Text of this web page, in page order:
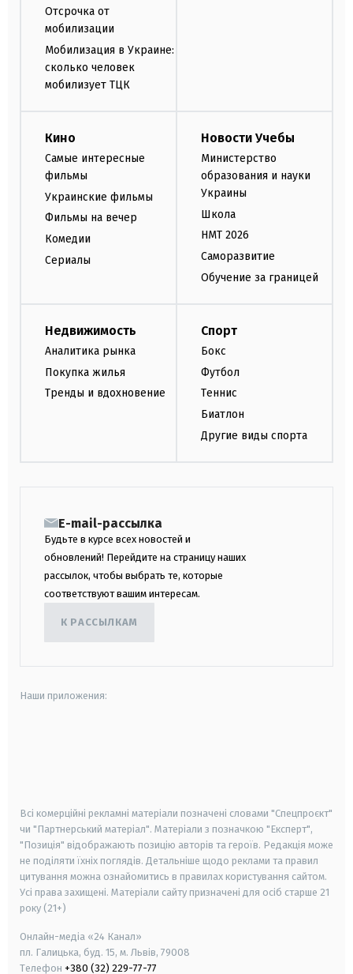
Отсрочка от
мобилизации
Мобилизация в Украине:
сколько человек
мобилизует ТЦК
Кино
Самые интересные
фильмы
Украинские фильмы
Фильмы на вечер
Комедии
Сериалы
Новости Учебы
Министерство
образования и науки
Украины
Школа
НМТ 2026
Саморазвитие
Обучение за границей
Недвижимость
Аналитика рынка
Покупка жилья
Тренды и вдохновение
Спорт
Бокс
Футбол
Теннис
Биатлон
Другие виды спорта
E-mail-рассылка
Будьте в курсе всех новостей и
обновлений! Перейдите на страницу наших
рассылок, чтобы выбрать те, которые
соответствуют вашим интересам.
К РАССЫЛКАМ
Наши приложения:
Всі комерційні рекламні матеріали позначені словами "Спецпроєкт"
чи "Партнерський матеріал". Матеріали з позначкою "Експерт",
"Позиція" відображають позицію авторів та героїв. Редакція може
не поділяти їхніх поглядів. Детальніше щодо реклами та правил
цитування можна ознайомитись в правилах користування сайтом.
Усі права захищені. Матеріали сайту призначені для осіб старше 21
року (21+)
Онлайн-медіа «24 Канал»
пл. Галицька, буд. 15, м. Львів, 79008
Телефон +380 (32) 229-77-77